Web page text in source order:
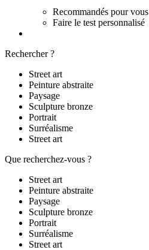
Recommandés pour vous
Faire le test personnalisé
Rechercher ?
Street art
Peinture abstraite
Paysage
Sculpture bronze
Portrait
Surréalisme
Street art
Que recherchez-vous ?
Street art
Peinture abstraite
Paysage
Sculpture bronze
Portrait
Surréalisme
Street art